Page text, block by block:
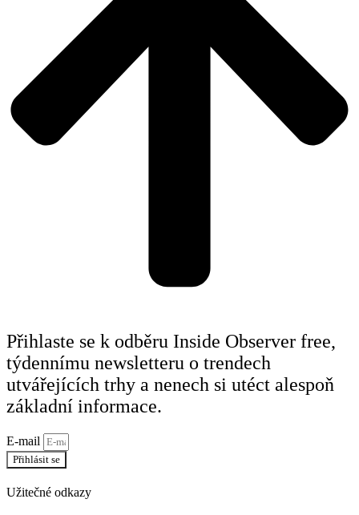
Přihlaste se k odběru Inside Observer free,
týdennímu newsletteru o trendech
utvářejících trhy a nenech si utéct alespoň
základní informace.
E-mail
Přihlásit se
Užitečné odkazy